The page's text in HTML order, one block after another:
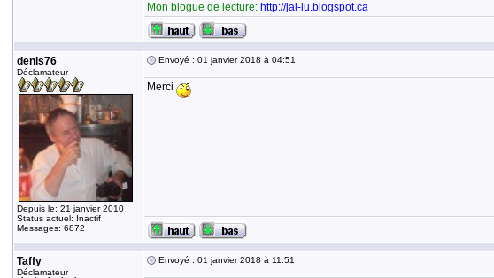
Mon blogue de lecture: http://jai-lu.blogspot.ca
denis76
Déclamateur
Depuis le: 21 janvier 2010
Status actuel: Inactif
Messages: 6872
Envoyé : 01 janvier 2018 à 04:51
Merci
Taffy
Déclamateur
Envoyé : 01 janvier 2018 à 11:51